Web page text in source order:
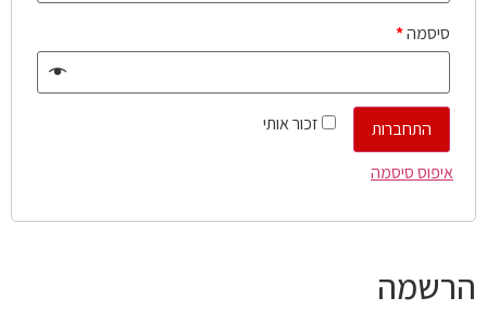
סיסמה*
זכור אותי
התחברות
איפוס סיסמה
הרשמה